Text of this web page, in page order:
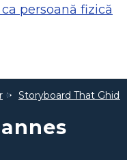
persoană fizică
Storyboard That